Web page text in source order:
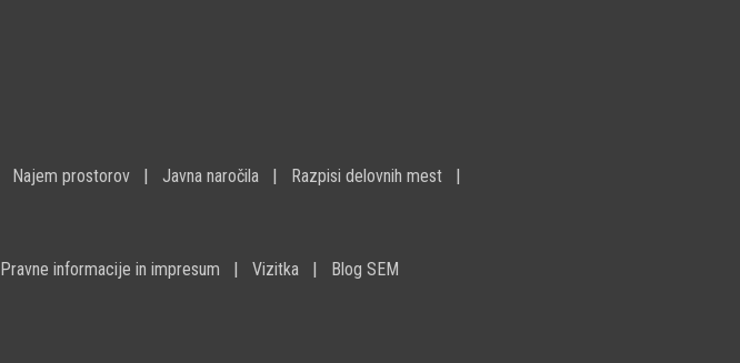
Najem prostorov Javna naročila
Razpisi delovnih mest
Pravne informacije in impresum Vizitka Blog SEM